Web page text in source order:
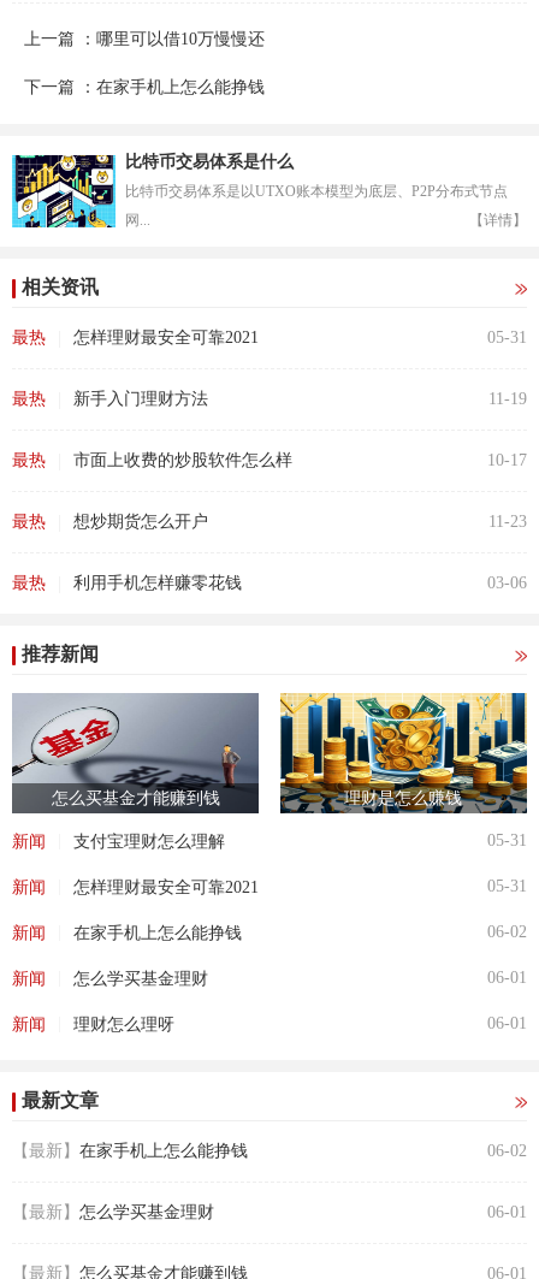
上一篇 ：哪里可以借10万慢慢还
下一篇 ：在家手机上怎么能挣钱
比特币交易体系是什么
比特币交易体系是以UTXO账本模型为底层、P2P分布式节点
网...
【详情】
相关资讯
最热 怎样理财最安全可靠2021 05-31
最热 新手入门理财方法 11-19
最热 市面上收费的炒股软件怎么样 10-17
最热 想炒期货怎么开户 11-23
最热 利用手机怎样赚零花钱 03-06
推荐新闻
怎么买基金才能赚到钱 理财是怎么赚钱
新闻 支付宝理财怎么理解 05-31
新闻 怎样理财最安全可靠2021 05-31
新闻 在家手机上怎么能挣钱 06-02
新闻 怎么学买基金理财 06-01
新闻 理财怎么理呀 06-01
最新文章
【最新】 在家手机上怎么能挣钱 06-02
【最新】 怎么学买基金理财 06-01
【最新】 怎么买基金才能赚到钱 06-01